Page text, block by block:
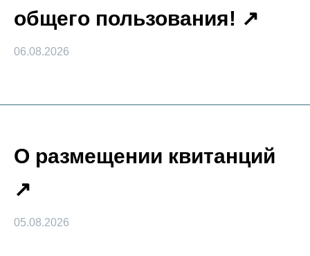
общего пользования!
06.08.2026
О размещении квитанций
05.08.2026